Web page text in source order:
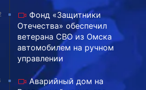
Фонд «Защитники
Отечества» обеспечил
ветерана СВО из Омска
автомобилем на ручном
управлении
Аварийный дом на